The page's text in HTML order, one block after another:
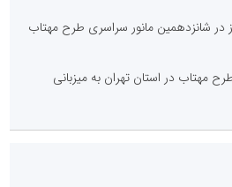
غیرمجاز در شانزدهمین مانور سراسری طرح مهتاب
مهتاب در استان تهران به میزبانی